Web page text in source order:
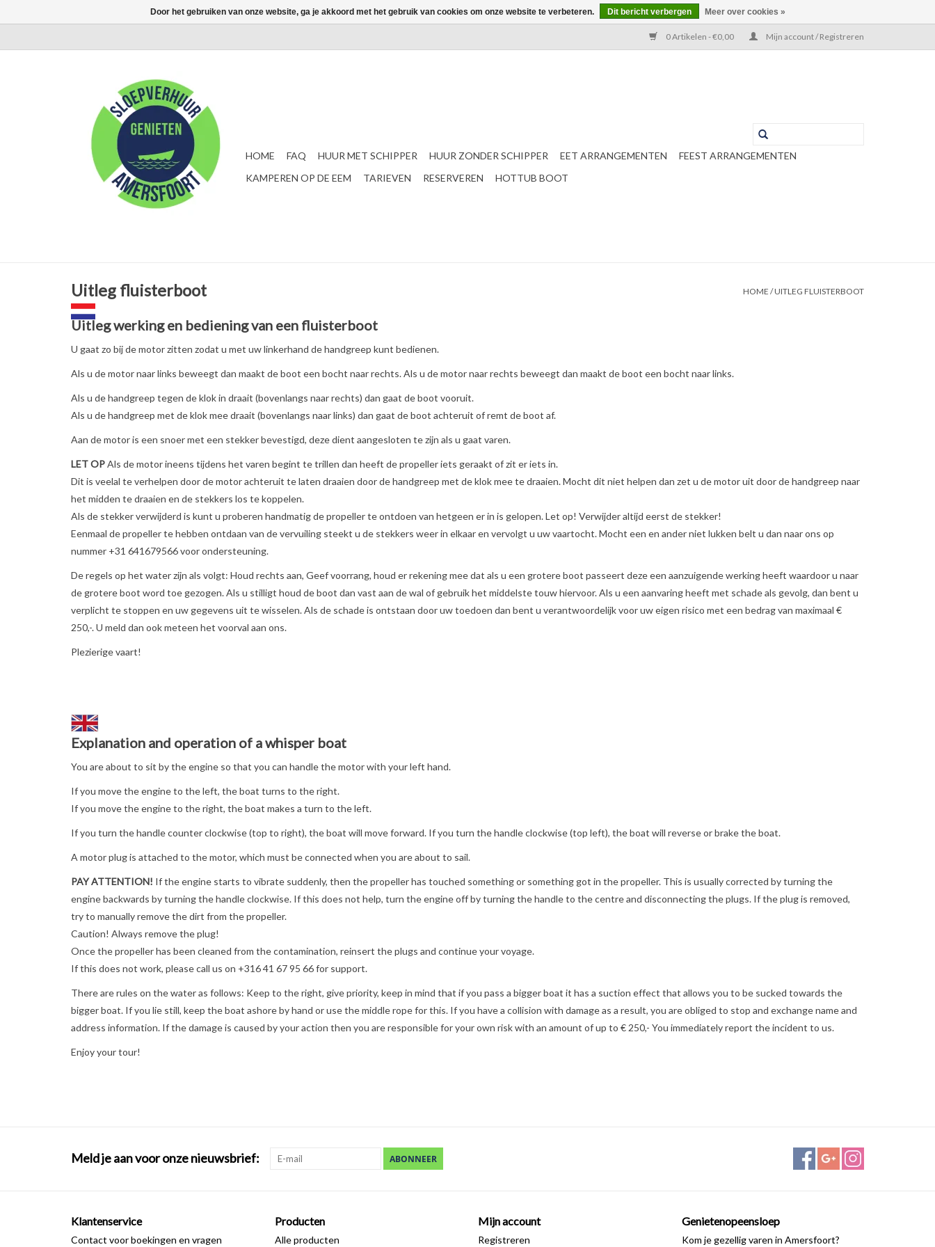
0 Artikelen - €0,00 Mijn account / Registreren
HOME FAQ HUUR MET SCHIPPER HUUR ZONDER SCHIPPER EET ARRANGEMENTEN
FEEST ARRANGEMENTEN
KAMPEREN OP DE EEM
TARIEVEN RESERVEREN HOTTUB BOOT
Uitleg fluisterboot HOME /UITLEG FLUISTERBOOT
Uitleg werking en bediening van een fluisterboot
U gaat zo bij de motor zitten zodat u met uw linkerhand de handgreep kunt bedienen.
Als u de motor naar links beweegt dan maakt de boot een bocht naar rechts. Als u de motor naar rechts beweegt dan maakt de boot een bocht naar links.
Als u de handgreep tegen de klok in draait (bovenlangs naar rechts) dan gaat de boot vooruit.
Als u de handgreep met de klok mee draait (bovenlangs naar links) dan gaat de boot achteruit of remt de boot af.
Aan de motor is een snoer met een stekker bevestigd, deze dient aangesloten te zijn als u gaat varen.
LET OPAls de motor ineens tijdens het varen begint te trillen dan heeft de propeller iets geraakt of zit er iets in.
Dit is veelal te verhelpen door de motor achteruit te laten draaien door de handgreep met de klok mee te draaien. Mocht dit niet helpen dan zet u de motor uit door de handgreep naar
het midden te draaien en de stekkers los te koppelen.
Als de stekker verwijderd is kunt u proberen handmatig de propeller te ontdoen van hetgeen er in is gelopen. Let op! Verwijder altijd eerst de stekker!
Eenmaal de propeller te hebben ontdaan van de vervuiling steekt u de stekkers weer in elkaar en vervolgt u uw vaartocht. Mocht een en ander niet lukken belt u dan naar ons op
nummer +31 641679566 voor ondersteuning.
De regels op het water zijn als volgt: Houd rechts aan, Geef voorrang, houd er rekening mee dat als u een grotere boot passeert deze een aanzuigende werking heeft waardoor u naar
de grotere boot word toe gezogen. Als u stilligt houd de boot dan vast aan de wal of gebruik het middelste touw hiervoor. Als u een aanvaring heeft met schade als gevolg, dan bent u
verplicht te stoppen en uw gegevens uit te wisselen. Als de schade is ontstaan door uw toedoen dan bent u verantwoordelijk voor uw eigen risico met een bedrag van maximaal €
250,-. U meld dan ook meteen het voorval aan ons.
Plezierige vaart!
Explanation and operation of a whisper boat
You are about to sit by the engine so that you can handle the motor with your left hand.
If you move the engine to the left, the boat turns to the right.
If you move the engine to the right, the boat makes a turn to the left.
If you turn the handle counter clockwise (top to right), the boat will move forward. If you turn the handle clockwise (top left), the boat will reverse or brake the boat.
A motor plug is attached to the motor, which must be connected when you are about to sail.
PAY ATTENTION! If the engine starts to vibrate suddenly, then the propeller has touched something or something got in the propeller. This is usually corrected by turning the
engine backwards by turning the handle clockwise. If this does not help, turn the engine off by turning the handle to the centre and disconnecting the plugs. If the plug is removed,
try to manually remove the dirt from the propeller.
Caution! Always remove the plug!
Once the propeller has been cleaned from the contamination, reinsert the plugs and continue your voyage.
If this does not work, please call us on +316 41 67 95 66 for support.
There are rules on the water as follows: Keep to the right, give priority, keep in mind that if you pass a bigger boat it has a suction effect that allows you to be sucked towards the
bigger boat. If you lie still, keep the boat ashore by hand or use the middle rope for this. If you have a collision with damage as a result, you are obliged to stop and exchange name and
address information. If the damage is caused by your action then you are responsible for your own risk with an amount of up to € 250,- You immediately report the incident to us.
Enjoy your tour!
Meld je aan voor onze nieuwsbrief: ABONNEER
Klantenservice
Contact voor boekingen en vragen
Producten
Alle producten
Mijn account
Registreren
Genietenopeensloep
Kom je gezellig varen in Amersfoort?
Door het gebruiken van onze website, ga je akkoord met het gebruik van cookies om onze website te verbeteren. Dit bericht verbergen Meer over cookies »